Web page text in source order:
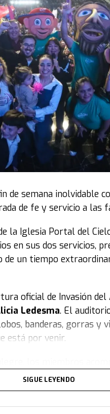
de semana inolvidable
de fe y servicio a las
la Iglesia Portal del
en sus dos servicios,
un tiempo
oficial de Invasión
Ledesma. El
banderas, gorras y
está por venir.
disfrutó de una
personas, acompañada
y remera del
SIGUE LEYENDO